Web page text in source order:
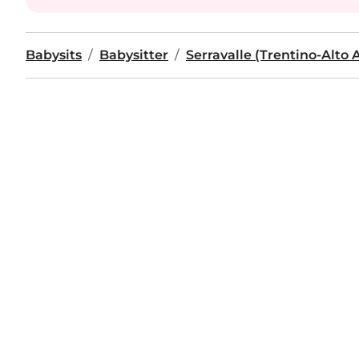
Babysits Babysitter Serravalle (Trentino-Alto